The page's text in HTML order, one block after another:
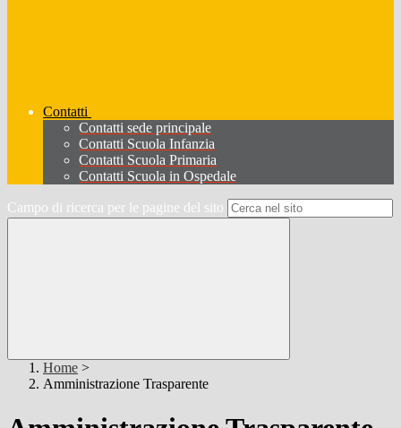
Contatti
Contatti sede principale
Contatti Scuola Infanzia
Contatti Scuola Primaria
Contatti Scuola in Ospedale
Campo di ricerca per le pagine del sito
Home >
Amministrazione Trasparente